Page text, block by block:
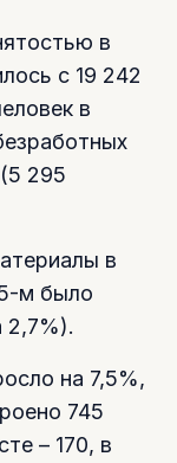
в
с 19 242
в
295
в
м было
2,7%).
на 7,5%,
745
– 170, в